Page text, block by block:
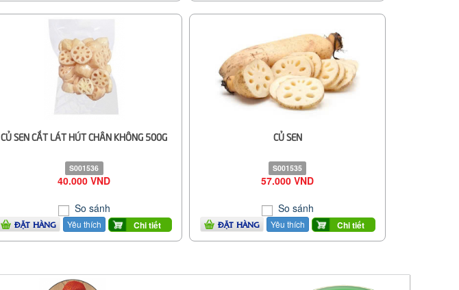
CỦ SEN CẮT LÁT HÚT CHÂN KHÔNG 500G
S001536
40.000 VND
So sánh
ĐẶT HÀNG Yêu thích Chi tiết
CỦ SEN
S001535
57.000 VND
So sánh
ĐẶT HÀNG Yêu thích Chi tiết